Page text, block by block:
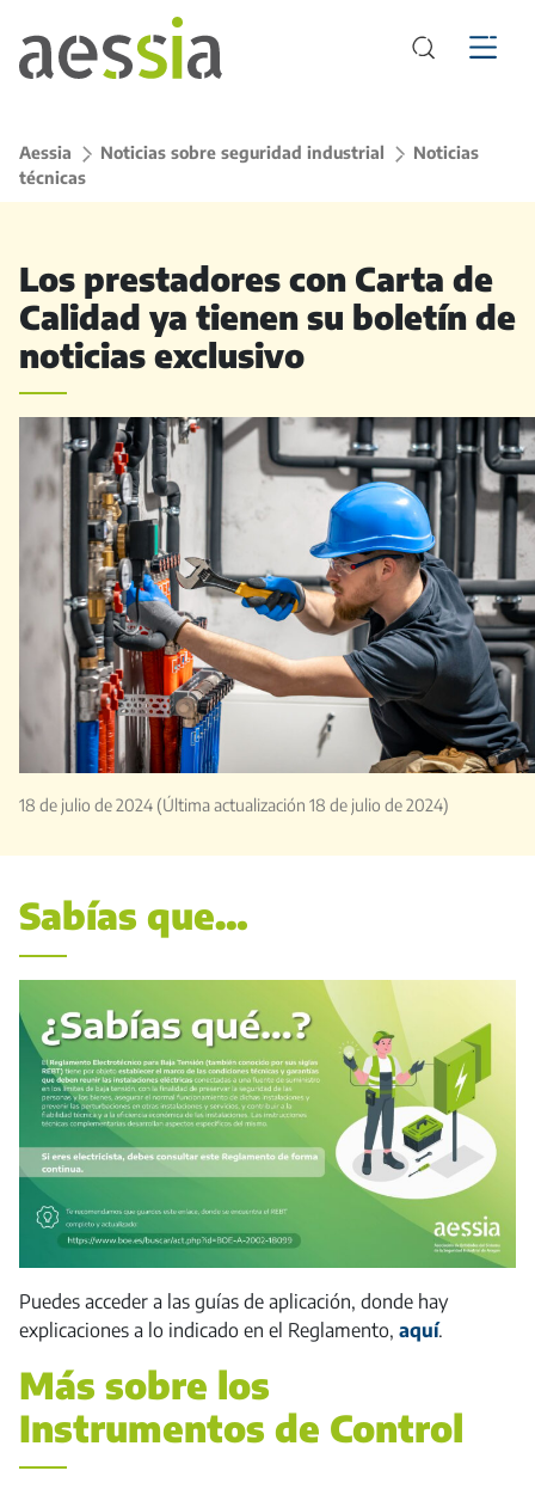
Aessia > Noticias sobre seguridad industrial >
Noticias
técnicas
Los prestadores con Carta de
Calidad ya tienen su boletín de
noticias exclusivo
18 de julio de 2024 (Última actualización 18 de julio de 2024)
Sabías que…
Puedes acceder a las guías de aplicación, donde hay
explicaciones a lo indicado en el Reglamento, aquí.
Más sobre los
Instrumentos de Control